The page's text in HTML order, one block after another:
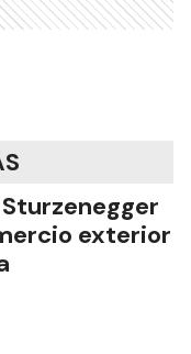
exterior